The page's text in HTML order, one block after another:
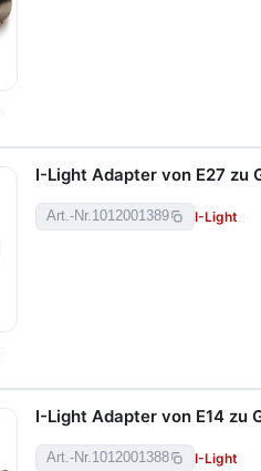
I-Light Adapter von E27 zu
Art.-Nr.1012001389
I-Light
I-Light Adapter von E14 zu
Art.-Nr.1012001388 I-Light